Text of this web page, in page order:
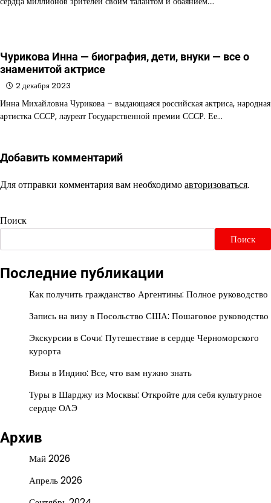
Чурикова Инна — биография, дети, внуки — все о
знаменитой актрисе
2 декабря 2023
Инна Михайловна Чурикова – выдающаяся российская актриса, народная
артистка СССР, лауреат Государственной премии СССР. Ее…
Добавить комментарий
Для отправки комментария вам необходимоавторизоваться.
Поиск
Поиск
Последние публикации
Как получить гражданство Аргентины: Полное руководство
Запись на визу в Посольство США: Пошаговое руководство
Экскурсии в Сочи: Путешествие в сердце Черноморского
курорта
Визы в Индию: Все, что вам нужно знать
Туры в Шарджу из Москвы: Откройте для себя культурное
сердце ОАЭ
Архив
Май 2026
Апрель 2026